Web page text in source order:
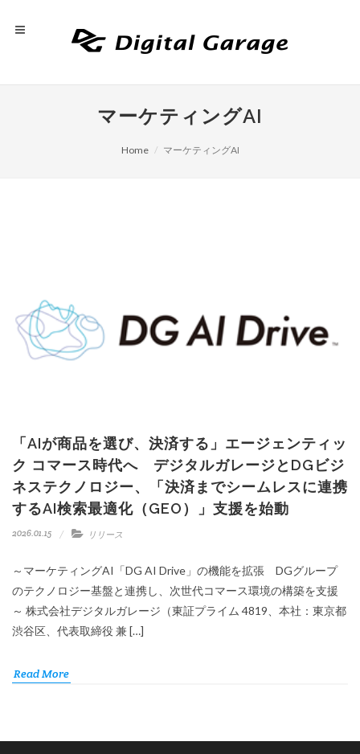
マーケティングAI
Home マーケティングAI
「AIが商品を選び、決済する」エージェンティッ
ク コマース時代へ デジタルガレージとDGビジ
ネステクノロジー、「決済までシームレスに連携
するAI検索最適化（GEO）」支援を始動
2026.01.15 リリース
～マーケティングAI「DG AI Drive」の機能を拡張 DGグループ
のテクノロジー基盤と連携し、次世代コマース環境の構築を支援
～ 株式会社デジタルガレージ（東証プライム 4819、本社：東京都
渋谷区、代表取締役 兼 […]
Read More